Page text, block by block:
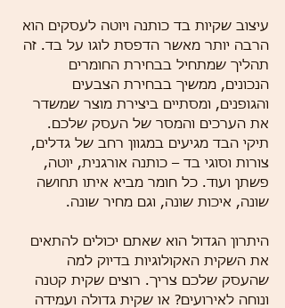
עיצוב שקיות בד כותנה ויוטה לעסקים הוא
הרבה יותר מאשר הדפסת לוגו על בד. זה
תהליך שמתחיל בבחירת החומרים
הנכונים, ממשיך בבחירת הצבעים
והגופנים, ומסתיים ביצירת מוצר שמשדר
את הערכים והמסר של העסק שלכם.
תיקי הבד מגיעים במגוון רחב של גדלים,
צורות וסוגי בד – כותנה אורגנית, יוטה,
פשתן ועוד. כל חומר מביא איתו תחושה
שונה, איכות שונה, וגם מחיר שונה.
היתרון הגדול הוא שאתם יכולים להתאים
את השקית האקולוגיות בדיוק למה
שהעסק שלכם צריך. רוצים שקית קטנה
ונוחה לאירועים? או שקית גדולה ועמידה